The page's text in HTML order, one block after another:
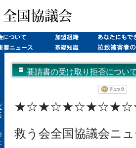
要請書の受け取り拒否につい
救う会全国協議会ニ